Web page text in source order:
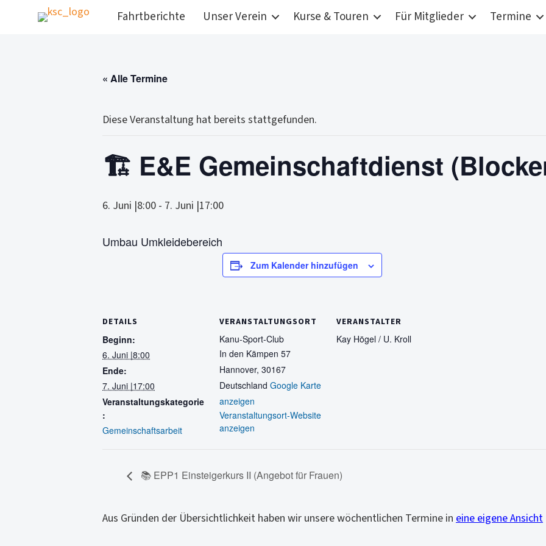
Fahrtberichte Unser Verein Kurse & Touren Für Mitglieder Termine
« Alle Termine
Diese Veranstaltung hat bereits stattgefunden.
🏗️ E&E Gemeinschaftdienst
6. Juni |8:00 - 7. Juni |17:00
Umbau Umkleidebereich
Zum Kalender hinzufügen
DETAILS
Beginn:
6. Juni |8:00
Ende:
7. Juni |17:00
Veranstaltungskategorie
:
Gemeinschaftsarbeit
VERANSTALTUNGSORT
Kanu-Sport-Club
In den Kämpen 57
Hannover, 30167
Deutschland Google Karte
anzeigen
Veranstaltungsort-Website
anzeigen
VERANSTALTER
Kay Högel / U. Kroll
📚 EPP1 Einsteigerkurs II (Angebot für Frauen)
Aus Gründen der Übersichtlichkeit haben wir unsere wöchentlichen Termine in eine eigene Ansicht